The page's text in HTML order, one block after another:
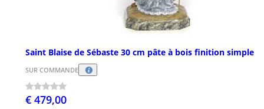
Saint Blaise de Sébaste 30 cm pâte à bois finition simple
SUR COMMANDE
€ 479,00